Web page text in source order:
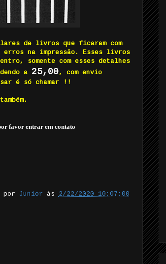
de livros que ficaram com
erros na impressão. Esses livros
somente com esses detalhes
a 25,00, com envio
é só chamar !!
também.
favor entrar em contato
por Junior às 2/22/2020 10:07:00